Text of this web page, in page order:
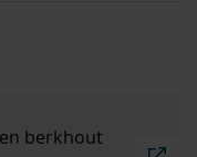
berkhout